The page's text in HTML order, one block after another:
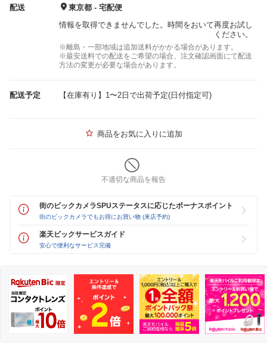
配送
東京都 - 宅配便
情報を取得できませんでした。時間をおいて再度お試し
ください。
※離島・一部地域は追加送料がかかる場合があります。
※最安送料での配送をご希望の場合、注文確認画面にて配送
方法の変更が必要な場合があります。
配送予定 【在庫有り】1〜2日で出荷予定(日付指定可)
商品をお気に入りに追加
不適切な商品を報告
街のビックカメラSPUステータスに応じたボーナスポイント
街のビックカメラでもお得にお買い物 (来店予約)
楽天ビックサービスガイド
安心で便利なサービス完備